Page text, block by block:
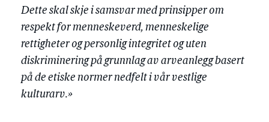
Dette skal skje i samsvar med prinsipper om
respekt for menneskeverd, menneskelige
rettigheter og personlig integritet og uten
diskriminering på grunnlag av arveanlegg basert
på de etiske normer nedfelt i vår vestlige
kulturarv.»